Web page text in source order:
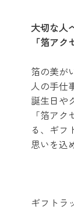
大切な人
「箔ア
箔の美が
人の手仕
誕生日や
「箔ア
る、ギフ
思いを込
ギフトラ